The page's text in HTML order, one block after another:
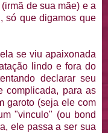
de sua mãe) e a
só que digamos que
se viu apaixonada
lindo e fora do
declarar seu
complicada, para as
garoto (seja ele com
"vinculo" (ou bond
ele passa a ser sua